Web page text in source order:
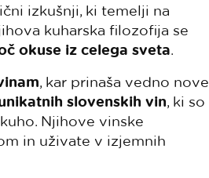
izkušnji, ki temelji na
kuharska filozofija se
okuse iz celega sveta.
, kar prinaša vedno nove
slovenskih vin, ki so
Njihove vinske
in uživate v izjemnih